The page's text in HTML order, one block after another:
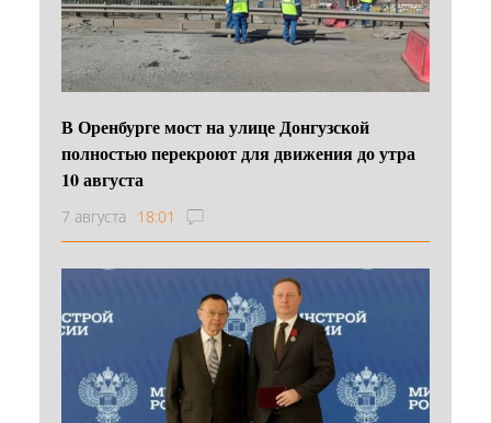
В Оренбурге мост на улице Донгузской
полностью перекроют для движения до утра
10 августа
7 августа 18:01